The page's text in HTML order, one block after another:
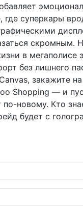
где суперкары
скромным.
в мегаполисе
без лишнего
закажите
Shopping — и
по-новому. Кто
будет с
колёс для элиты: